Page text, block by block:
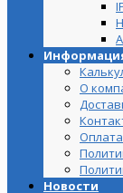
О
Оплата
Новости